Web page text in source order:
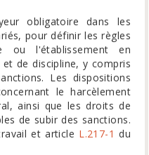
obligatoire dans les
pour définir les règles
ou l'établissement en
de discipline, y compris
Les dispositions
le harcèlement
ainsi que les droits de
de subir des sanctions.
et article L.217-1 du